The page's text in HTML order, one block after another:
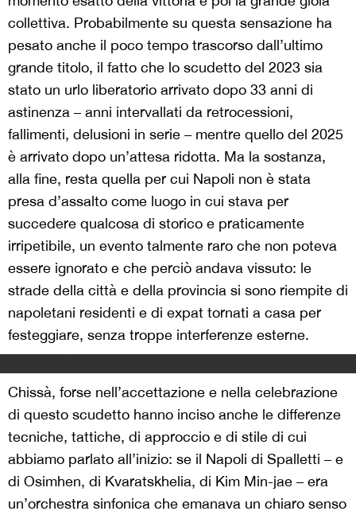
collettiva. Probabilmente su questa sensazione ha
pesato anche il poco tempo trascorso dall’ultimo
grande titolo, il fatto che lo scudetto del 2023 sia
stato un urlo liberatorio arrivato dopo 33 anni di
astinenza – anni intervallati da retrocessioni,
fallimenti, delusioni in serie – mentre quello del 2025
è arrivato dopo un’attesa ridotta. Ma la sostanza,
alla fine, resta quella per cui Napoli non è stata
presa d’assalto come luogo in cui stava per
succedere qualcosa di storico e praticamente
irripetibile, un evento talmente raro che non poteva
essere ignorato e che perciò andava vissuto: le
strade della città e della provincia si sono riempite di
napoletani residenti e di expat tornati a casa per
festeggiare, senza troppe interferenze esterne.
Chissà, forse nell’accettazione e nella celebrazione
di questo scudetto hanno inciso anche le differenze
tecniche, tattiche, di approccio e di stile di cui
abbiamo parlato all’inizio: se il Napoli di Spalletti – e
di Osimhen, di Kvaratskhelia, di Kim Min-jae – era
un’orchestra sinfonica che emanava un chiaro senso